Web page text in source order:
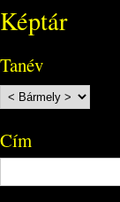
Képtár
Tanév
Cím